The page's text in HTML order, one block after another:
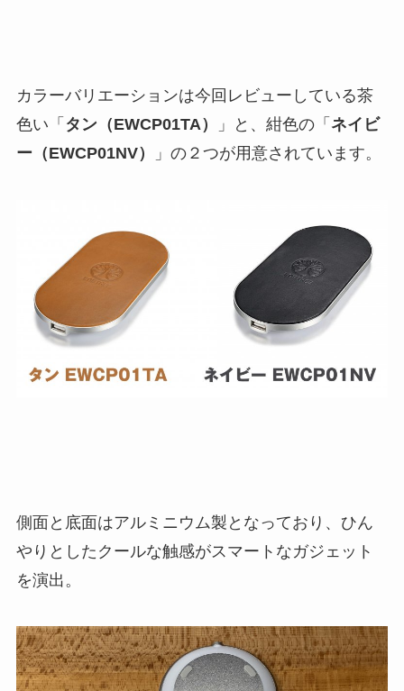
カラーバリエーションは今回レビューしている茶
色い「 タン（EWCP01TA） 」と、紺色の「 ネイビ
ー（EWCP01NV）
」の２つが用意されています。
側面と底面はアルミニウム製となっており、ひん
やりとしたクールな触感がスマートなガジェット
を演出。